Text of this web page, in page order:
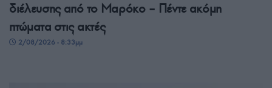
διέλευσης από το Μαρόκο – Πέντε ακόμη
πτώματα στις ακτές
2/08/2026 - 8:33μμ